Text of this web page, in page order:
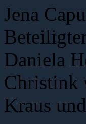
Jena
Daniela
Christink
Kraus